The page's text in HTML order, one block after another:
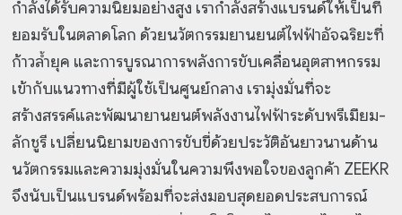
กำลังได้รับความนิยมอย่างสูง เรากำลังสร้างแบรนด์ให้เป็นที่
ยอมรับในตลาดโลก ด้วยนวัตกรรมยานยนต์ไฟฟ้าอัจฉริยะที่
ก้าวล้ำยุค และการบูรณาการพลังการขับเคลื่อนอุตสาหกรรม
เข้ากับแนวทางที่มีผู้ใช้เป็นศูนย์กลาง เรามุ่งมั่นที่จะ
สร้างสรรค์และพัฒนายานยนต์พลังงานไฟฟ้าระดับพรีเมียม-
ลักชูรี เปลี่ยนนิยามของการขับขี่ด้วยประวัติอันยาวนานด้าน
นวัตกรรมและความมุ่งมั่นในความพึงพอใจของลูกค้า ZEEKR
จึงนับเป็นแบรนด์พร้อมที่จะส่งมอบสุดยอดประสบการณ์